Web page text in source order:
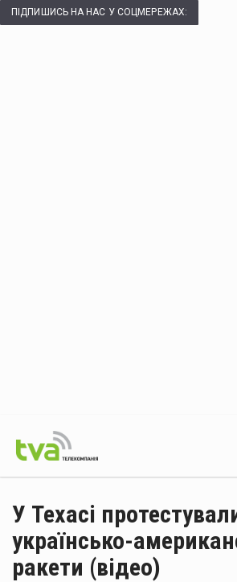
ПІДПИШИСЬ НА НАС У СОЦМЕРЕЖАХ:
У Техасі
українсько-
ракети (відео)